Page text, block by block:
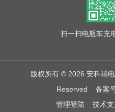
扫一扫电瓶车充
版权所有 © 2026 安科瑞
Reserved备案
管理登陆技术支